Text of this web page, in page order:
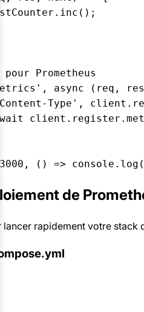
Prometheus
async (req,
Type',
de
rapidement votre stack